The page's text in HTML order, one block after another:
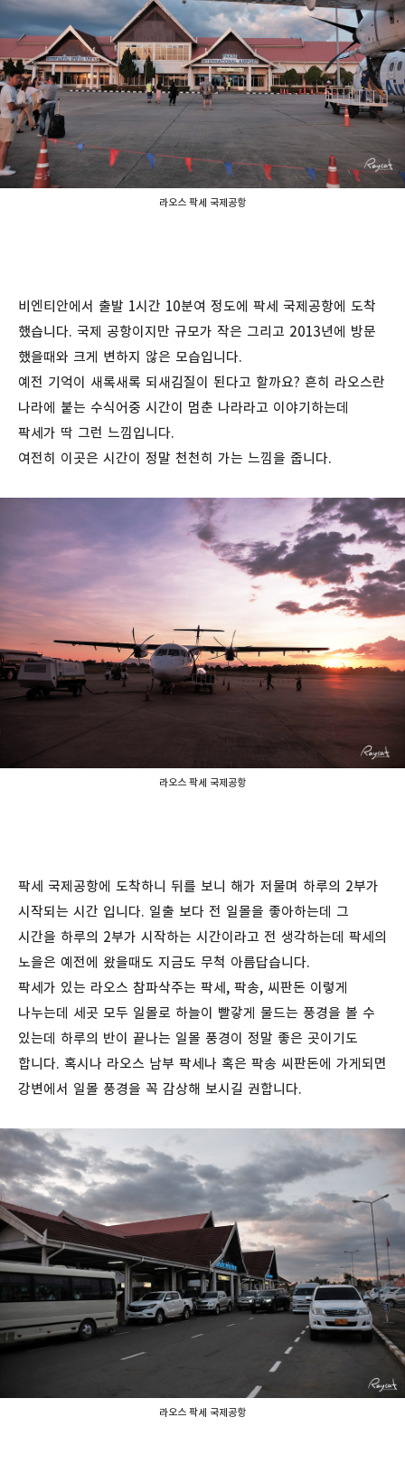
라오스 팍세 국제공항
비엔티안에서 출발 1시간 10분여 정도에 팍세 국제공항에 도착
했습니다. 국제 공항이지만 규모가 작은 그리고 2013년에 방문
했을때와 크게 변하지 않은 모습입니다.
예전 기억이 새록새록 되새김질이 된다고 할까요? 흔히 라오스란
나라에 붙는 수식어중 시간이 멈춘 나라라고 이야기하는데
팍세가 딱 그런 느낌입니다.
여전히 이곳은 시간이 정말 천천히 가는 느낌을 줍니다.
라오스 팍세 국제공항
팍세 국제공항에 도착하니 뒤를 보니 해가 저물며 하루의 2부가
시작되는 시간 입니다. 일출 보다 전 일몰을 좋아하는데 그
시간을 하루의 2부가 시작하는 시간이라고 전 생각하는데 팍세의
노을은 예전에 왔을때도 지금도 무척 아름답습니다.
팍세가 있는 라오스 참파삭주는 팍세, 팍송, 씨판돈 이렇게
나누는데 세곳 모두 일몰로 하늘이 빨갛게 물드는 풍경을 볼 수
있는데 하루의 반이 끝나는 일몰 풍경이 정말 좋은 곳이기도
합니다. 혹시나 라오스 남부 팍세나 혹은 팍송 씨판돈에 가게되면
강변에서 일몰 풍경을 꼭 감상해 보시길 권합니다.
라오스 팍세 국제공항